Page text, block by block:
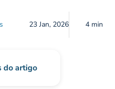
23 Jan, 2026 4 min
do artigo